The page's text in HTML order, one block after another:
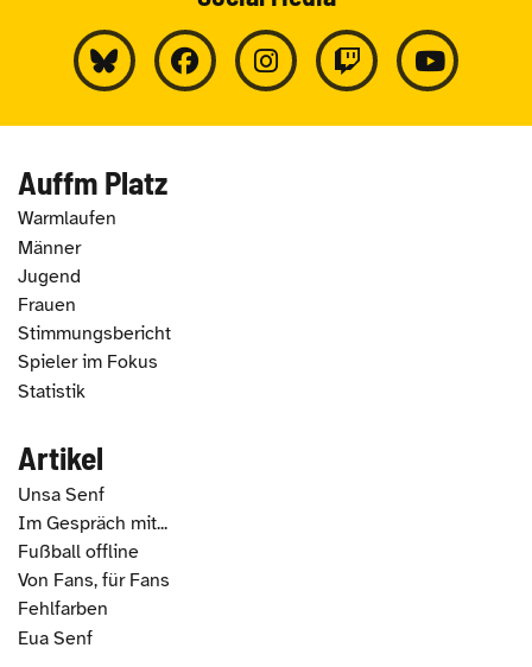
Auffm Platz
Warmlaufen
Männer
Jugend
Frauen
Stimmungsbericht
Spieler im Fokus
Statistik
Artikel
Unsa Senf
Im Gespräch mit...
Fußball offline
Von Fans, für Fans
Fehlfarben
Eua Senf